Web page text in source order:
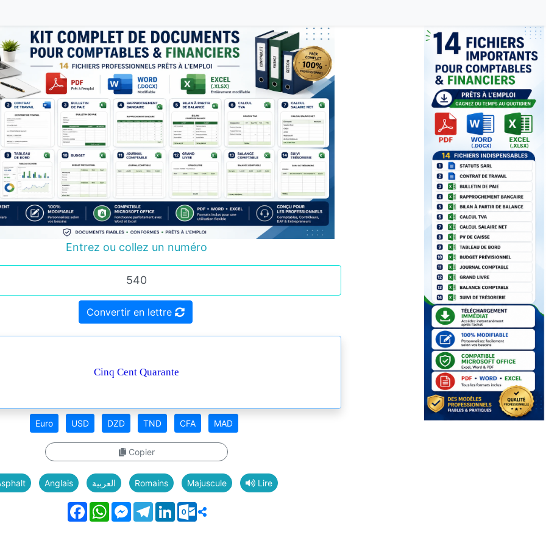
Entrez ou collez un numéro
Convertir en lettre
Cinq Cent Quarante
Euro USD DZD TND CFA MAD
Copier
Anglais العربية Romains Majuscule Lire
FacebookWhatsAppMessenger
Telegram
LinkedInOutlook.com